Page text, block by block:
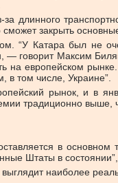
длинного
сможетзакрыть
“У Катара был не
— говорит Максим
на европейском
в том числе, Украине”.
рынок, и в
традиционно выше,
в основном
Штаты в
наиболее